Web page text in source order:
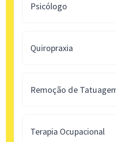
Psicólogo
Quiropraxia
Remoção de
Terapia Ocupacional